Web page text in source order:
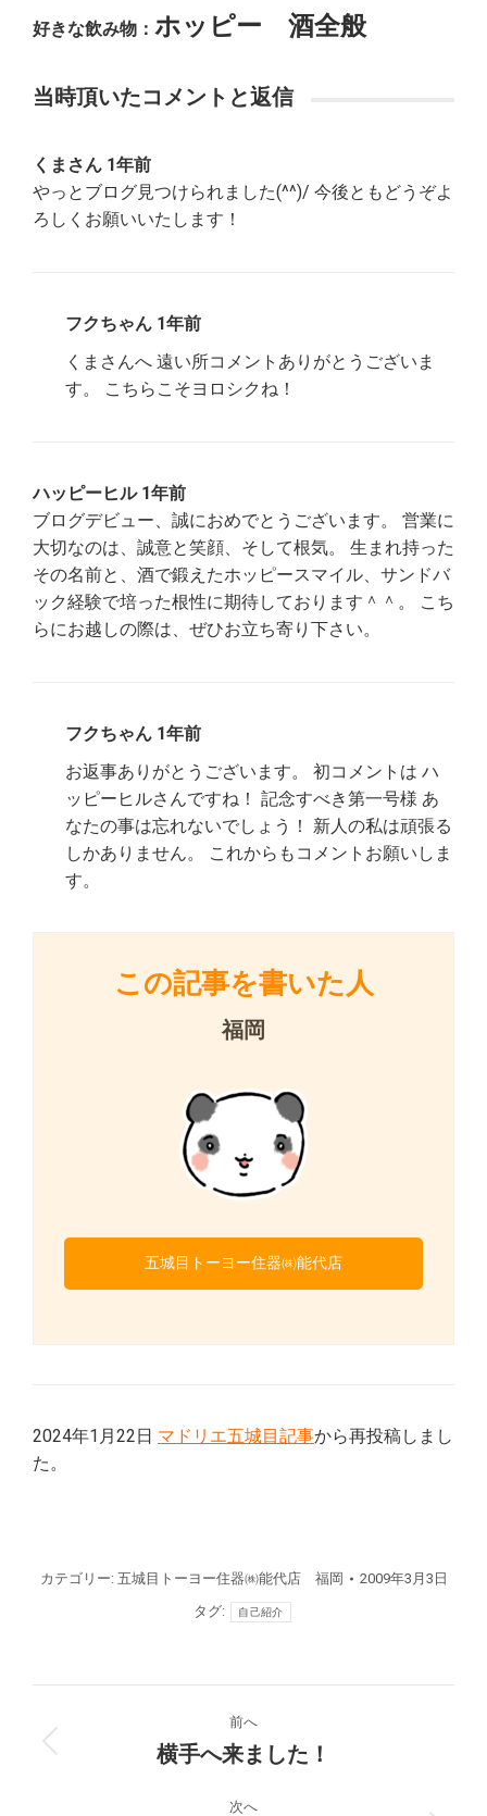
好きな飲み物： ホッピー 酒全般
当時頂いたコメントと返信
くまさん 1年前
やっとブログ見つけられました(^^)/ 今後ともどうぞよ
ろしくお願いいたします！
フクちゃん 1年前
くまさんへ 遠い所コメントありがとうございま
す。 こちらこそヨロシクね！
ハッピーヒル 1年前
ブログデビュー、誠におめでとうございます。 営業に
大切なのは、誠意と笑顔、そして根気。 生まれ持った
その名前と、酒で鍛えたホッピースマイル、サンドバ
ック経験で培った根性に期待しております＾＾。 こち
らにお越しの際は、ぜひお立ち寄り下さい。
フクちゃん 1年前
お返事ありがとうございます。 初コメントは ハ
ッピーヒルさんですね！ 記念すべき第一号様 あ
なたの事は忘れないでしょう！ 新人の私は頑張る
しかありません。 これからもコメントお願いしま
す。
この記事を書いた人
福岡
五城目トーヨー住器㈱能代店
2024年1月22日 マドリエ五城目記事から再投稿しまし
た。
カテゴリー: 五城目トーヨー住器㈱能代店 福岡 2009年3月3日
タグ: 自己紹介
稿
前へ
前
投
横手へ来ました！
次へ